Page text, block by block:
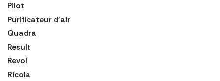
Pilot
Purificateur d'air
Quadra
Result
Revol
Ricola